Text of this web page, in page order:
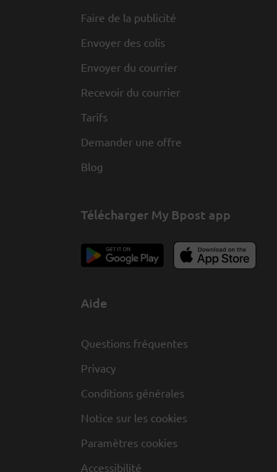
Faire de la publicité
Envoyer des colis
Envoyer du courrier
Recevoir du courrier
Tarifs
Demander une offre
Blog
Télécharger My Bpost app
Aide
Questions fréquentes
Privacy
Conditions générales
Notice sur les cookies
Paramètres cookies
Accessibilité